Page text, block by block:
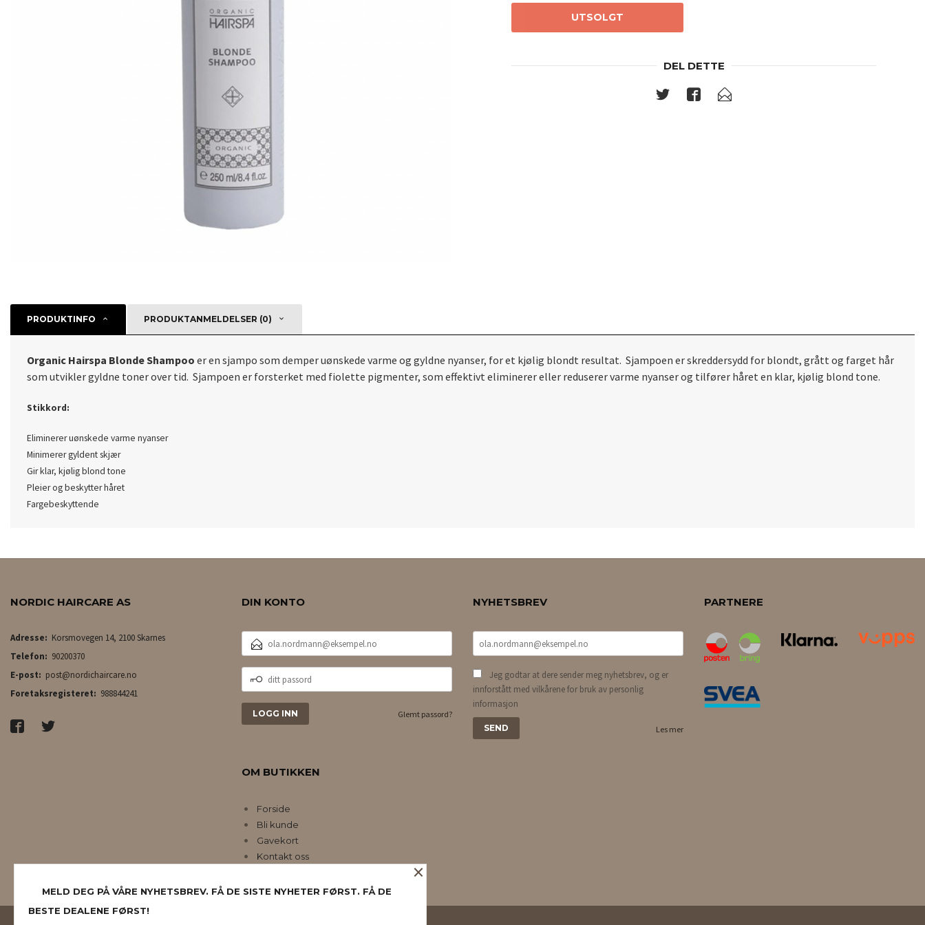
UTSOLGT
DEL DETTE
PRODUKTINFO PRODUKTANMELDELSER (0)
Organic Hairspa Blonde Shampoo er en sjampo som demper uønskede varme og gyldne nyanser, for et kjølig blondt resultat. Sjampoen erskreddersydd for blondt, grått og farget hår
som utvikler gyldne toner over tid. Sjampoen er forsterket med fiolette pigmenter, som effektivt eliminerer eller reduserer varme nyanser og tilfører håret en klar, kjølig blond tone.
Stikkord:
Eliminerer uønskede varme nyanser
Minimerer gyldent skjær
Gir klar, kjølig blond tone
Pleier og beskytter håret
Fargebeskyttende
NORDIC HAIRCARE AS
Adresse: Korsmovegen 14, 2100 Skarnes
Telefon: 90200370
E-post: post@nordichaircare.no
Foretaksregisteret: 988844241
DIN KONTO
POSTADRESSE
PASSORD
Glemt passord?
OM BUTIKKEN
Forside
Bli kunde
Gavekort
Kontakt oss
NYHETSBREV
Jeg godtar at dere sender meg nyhetsbrev, og er
innforstått med vilkårene for bruk av personlig
informasjon
Les mer
PARTNERE
×
MELD DEG PÅ VÅRE NYHETSBREV. FÅ DE SISTE NYHETER FØRST. FÅ DE
BESTE DEALENE FØRST!